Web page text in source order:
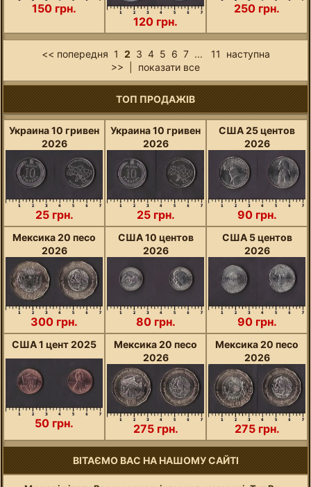
ВІТАЄМО ВАС НА НАШОМУ САЙТІ
150 грн.
120 грн.
250 грн.
<< попередня 1 2 3 4 5 6 7... 11
наступна
>>
показати все
ТОП ПРОДАЖІВ
Украина 10 гривен
2026
25 грн.
Украина 10 гривен
2026
25 грн.
США 25 центов
2026
90 грн.
Мексика 20 песо
2026
300 грн.
США 10 центов
2026
80 грн.
США 5 центов
2026
90 грн.
США 1 цент 2025
50 грн.
Мексика 20 песо
2026
275 грн.
Мексика 20 песо
2026
275 грн.